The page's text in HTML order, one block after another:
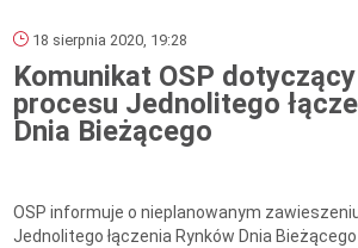
18 sierpnia 2020, 19:28
Komunikat OSP
procesu Jednolitego
Dnia Bieżącego
OSP informuje o nieplanowanym
Jednolitego łączenia Rynków Dnia